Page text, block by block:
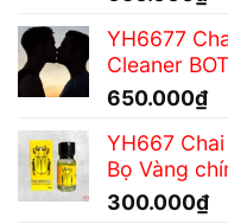
YH6677
Cleaner
650.000₫
YH667
Bọ Vàng
300.000₫